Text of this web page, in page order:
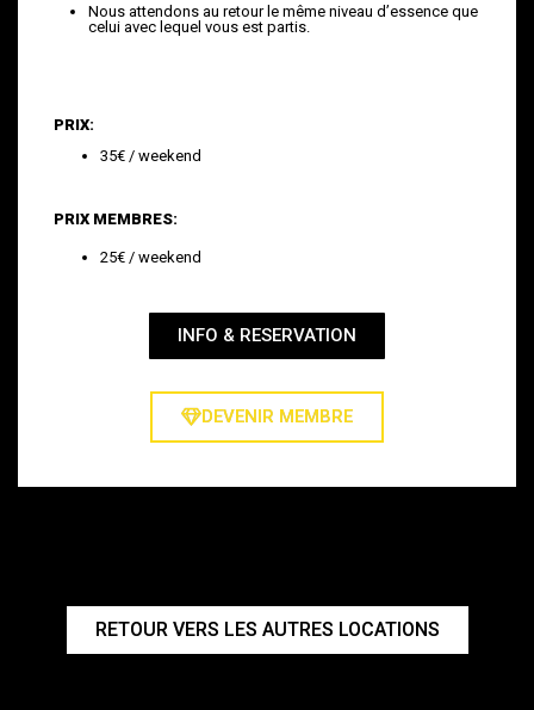
Nous attendons au retour le même niveau d’essence que
celui avec lequel vous est partis.
PRIX:
35€ / weekend
PRIX MEMBRES:
25€ / weekend
INFO & RESERVATION
DEVENIR MEMBRE
RETOUR VERS LES AUTRES LOCATIONS